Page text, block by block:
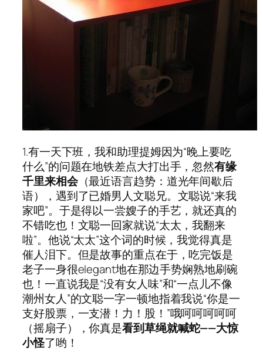
1.有一天下班，我和助理提姆因为“晚上要吃
什么”的问题在地铁差点大打出手，忽然有缘
千里来相会（最近语言趋势：道光年间歇后
语），遇到了已婚男人文聪兄。文聪说“来我
家吧”。于是得以一尝嫂子的手艺，就还真的
不错吃也！文聪一回家就说“太太，我翻来
啦”。他说“太太”这个词的时候，我觉得真是
催人泪下。但是故事的重点在于，吃完饭是
老子一身很elegant地在那边手势娴熟地刷碗
也！一直说我是“没有女人味”和“一点儿不像
潮州女人”的文聪一字一顿地指着我说“你是一
支好股票，一支潜！力！股！”哦呵呵呵呵呵
（摇扇子），你真是看到草绳就喊蛇——大惊
小怪了哟！